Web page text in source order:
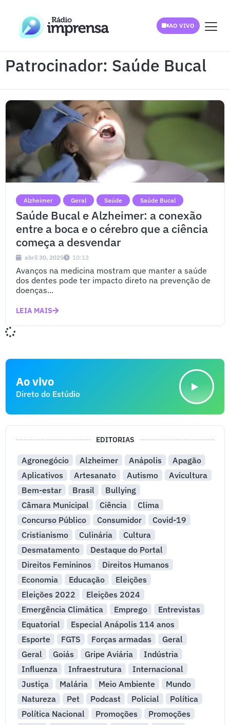
AO VIVO
Patrocinador: Saúde Bucal
Alzheimer Geral Saúde Saúde Bucal
Saúde Bucal e Alzheimer: a conexão
entre a boca e o cérebro que a ciência
começa a desvendar
abril 30, 2025 10:13
Avanços na medicina mostram que manter a saúde
dos dentes pode ter impacto direto na prevenção de
doenças...
LEIA MAIS
Ao vivo
Direto do Estúdio
EDITORIAS
Agronegócio Alzheimer Anápolis
Apagão
Aplicativos
Artesanato Autismo
Avicultura
Bem-estar
Brasil
Bullying
Câmara Municipal
Ciência
Clima
Concurso Público
Consumidor
Covid-19
Cristianismo
Culinária
Cultura
Desmatamento
Destaque do Portal
Direitos Femininos
Direitos Humanos
Economia
Educação
Eleições
Eleições 2022
Eleições 2024
Emergência Climática
Emprego
Entrevistas
Equatorial
Especial Anápolis 114 anos
Esporte
FGTS Forças armadas
Geral
Geral
Goiás Gripe Aviária
Indústria
Influenza
Infraestrutura
Internacional
Justiça
Malária Meio Ambiente
Mundo
Natureza
Pet Podcast Policial
Política
Política Nacional
Promoções
Promoções